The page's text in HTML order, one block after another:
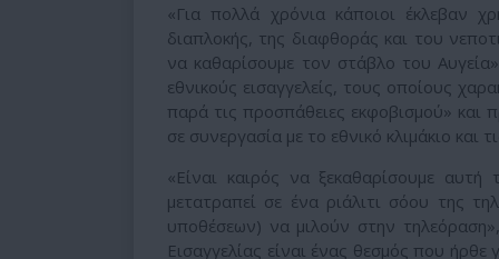
«Για πολλά χρόνια κάποιοι έκλεβαν
διαπλοκής, της διαφθοράς και του
να καθαρίσουμε τον στάβλο του
εθνικούς εισαγγελείς, τους οποίους
παρά τις προσπάθειες εκφοβισμού» και
σε συνεργασία με το εθνικό κλιμάκιο και
«Είναι καιρός να ξεκαθαρίσουμε
μετατραπεί σε ένα ριάλιτι σόου της
υποθέσεων) να μιλούν στην
Εισαγγελίας είναι ένας θεσμός που